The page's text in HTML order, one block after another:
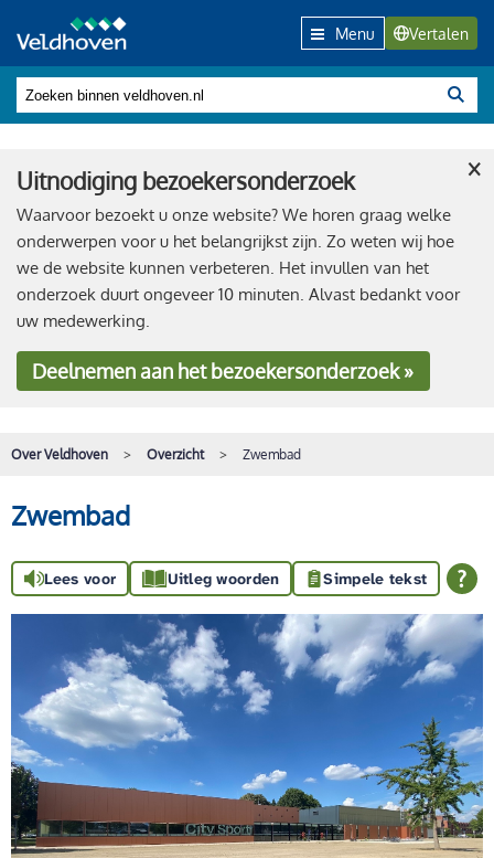
Menu Vertalen
Uitnodiging bezoekersonderzoek
Waarvoor bezoekt u onze website? We horen graag welke
onderwerpen voor u het belangrijkst zijn. Zo weten wij hoe
we de website kunnen verbeteren. Het invullen van het
onderzoek duurt ongeveer 10 minuten. Alvast bedankt voor
uw medewerking.
Deelnemenaan het bezoekersonderzoek »
×
Over Veldhoven Overzicht Zwembad
Zwembad
Lees voor Uitleg woorden Simpele tekst